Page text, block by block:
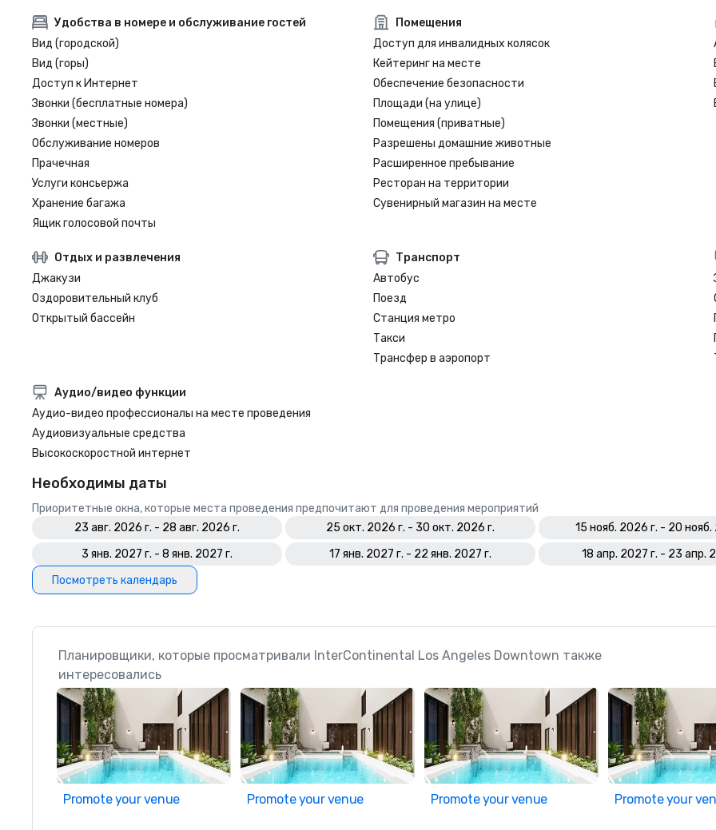
Удобства в номере и обслуживание гостей
Вид (городской)
Вид (горы)
Доступ к Интернет
Звонки (бесплатные номера)
Звонки (местные)
Обслуживание номеров
Прачечная
Услуги консьержа
Хранение багажа
Ящик голосовой почты
Помещения
Доступ для инвалидных колясок
Кейтеринг на месте
Обеспечение безопасности
Площади (на улице)
Помещения (приватные)
Разрешены домашние животные
Расширенное пребывание
Ресторан на территории
Сувенирный магазин на месте
Отдых и развлечения
Джакузи
Оздоровительный клуб
Открытый бассейн
Транспорт
Автобус
Поезд
Станция метро
Такси
Трансфер в аэропорт
Аудио/видео функции
Аудио-видео профессионалы на месте проведения
Аудиовизуальные средства
Высокоскоростной интернет
Необходимы даты
Приоритетные окна, которые места проведения предпочитают для проведения мероприятий
23 авг. 2026 г. - 28 авг. 2026 г.
25 окт. 2026 г. - 30 окт. 2026 г. 15 нояб. 2026 г. - 20 нояб.
3 янв. 2027 г. - 8 янв. 2027 г.
17 янв. 2027 г. - 22 янв. 2027 г. 18 апр. 2027 г. - 23 апр.
Посмотреть календарь
Планировщики, которые просматривали InterContinental Los Angeles Downtown также
интересовались
Promote your venue Promote your venue Promote your venue Promote your